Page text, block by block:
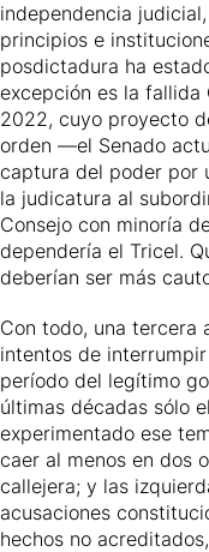
independencia
principios e
posdictadura ha
excepción es la
2022, cuyo proyecto
orden —el Senado
captura del poder por
la judicatura al
Consejo con minoría
dependería el Tricel.
deberían ser más
Con todo, una tercera
intentos de
período del legítimo
últimas décadas sólo
experimentado ese
caer al menos en dos
callejera; y las
acusaciones
hechos no